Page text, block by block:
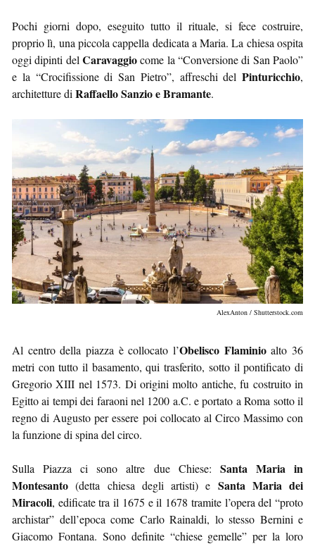
Pochi giorni dopo, eseguito tutto il rituale, si fece costruire,
proprio lì, una piccola cappella dedicata a Maria. La chiesa ospita
oggi dipinti del Caravaggiocome la “Conversione di San Paolo”
e la “Crocifissione di San Pietro”, affreschi del Pinturicchio,
architetture di Raffaello Sanzio e Bramante.
AlexAnton / Shutterstock.com
Al centro della piazza è collocato l’Obelisco Flaminioalto 36
metri con tutto il basamento, qui trasferito, sotto il pontificato di
Gregorio XIII nel 1573. Di origini molto antiche, fu costruito in
Egitto ai tempi dei faraoni nel 1200 a.C. e portato a Roma sotto il
regno di Augusto per essere poi collocato al Circo Massimo con
la funzione di spina del circo.
Sulla Piazza ci sono altre due Chiese: Santa Maria in
Montesanto (detta chiesa degli artisti) e Santa Maria dei
Miracoli, edificate tra il 1675 e il 1678 tramite l’opera del “proto
archistar” dell’epoca come Carlo Rainaldi, lo stesso Bernini e
Giacomo Fontana. Sono definite “chiese gemelle” per la loro